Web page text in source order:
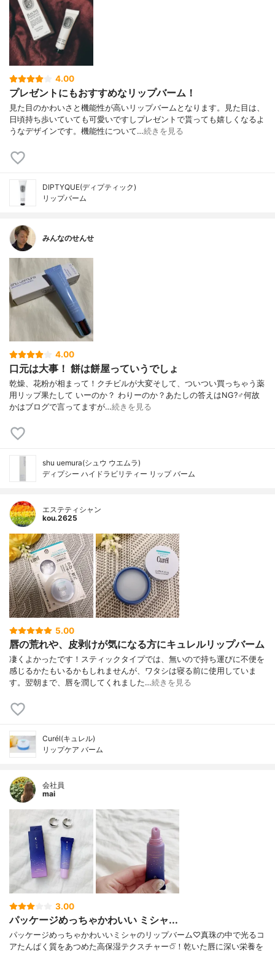
4.00
プレゼントにもおすすめなリップバーム！
見た目のかわいさと機能性が高いリップバームとなります。見た目は、
日頃持ち歩いていても可愛いですしプレゼントで貰っても嬉しくなるよ
うなデザインです。機能性について…続きを見る
DIPTYQUE(ディプティック)
リップバーム
みんなのせんせ
4.00
口元は大事！ 餅は餅屋っていうでしょ
乾燥、花粉が相まって！クチビルが大変そして、ついつい買っちゃう薬
用リップ果たして いーのか？ わりーのか？あたしの答えはNG?‍♂️何故
かはブログで言ってますが…続きを見る
shu uemura(シュウ ウエムラ)
ディプシー ハイドラビリティー リップ バーム
エステティシャン
kou.2625
5.00
唇の荒れや、皮剥けが気になる方にキュレルリップバーム
凄くよかったです！スティックタイプでは、無いので持ち運びに不便を
感じるかたもいるかもしれませんが、ワタシは寝る前に使用していま
す。翌朝まで、唇を潤してくれました…続きを見る
Curél(キュレル)
リップケア バーム
会社員
mai
3.00
パッケージめっちゃかわいい ミシャ...
パッケージめっちゃかわいいミシャのリップバーム♡真珠の中で光るコ
アたんぱく質をあつめた高保湿テクスチャー✩⃛！乾いた唇に深い栄養を